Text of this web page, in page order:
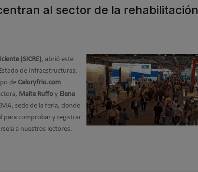
al sector de la rehabilitación
(SICRE), abrió este
de Infraestructuras,
de Caloryfrio.com
Maite Ruffo y Elena
sede de la feria, donde
para comprobar y registrar
a nuestros lectores.